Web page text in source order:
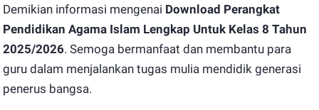
Demikian informasi mengenai Download Perangkat
Pendidikan Agama Islam Lengkap Untuk Kelas 8 Tahun
2025/2026. Semoga bermanfaat dan membantu para
guru dalam menjalankan tugas mulia mendidik generasi
penerus bangsa.